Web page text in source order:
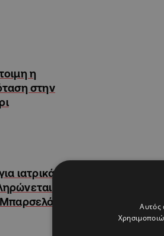
η
στην
ιατρικά ο
ο
Αυτός